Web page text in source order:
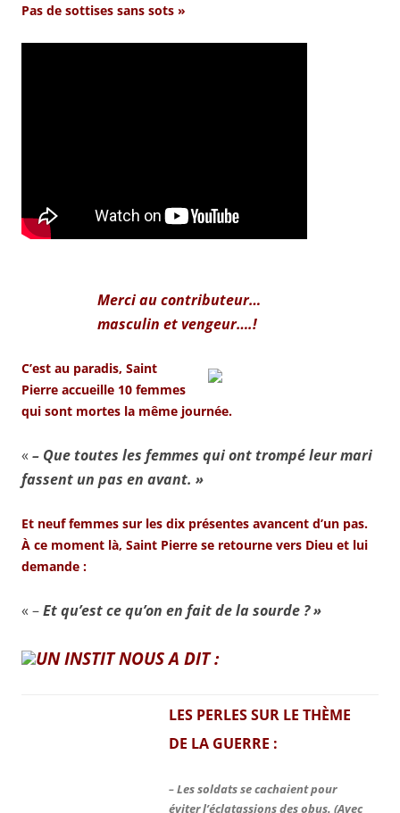
Pas de sottises sans sots »
Merci au contributeur…
masculin et vengeur….!
C’est au paradis, Saint
Pierre accueille 10 femmes
qui sont mortes la même journée.
« – Que toutes les femmes qui ont trompé leur mari
fassent un pas en avant. »
Et neuf femmes sur les dix présentes avancent d’un pas.
À ce moment là, Saint Pierre se retourne vers Dieu et lui
demande :
« –Et qu’est ce qu’on en fait de la sourde ? »
UN INSTIT NOUS A DIT :
LES PERLES SUR LE THÈME
DE LA GUERRE :
–Les soldats se cachaient pour
éviter l’éclatassions des obus. (Avec